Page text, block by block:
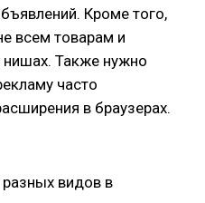
Кроме того,
всем товарам и
нишах. Также нужно
часто
в браузерах.
видов в